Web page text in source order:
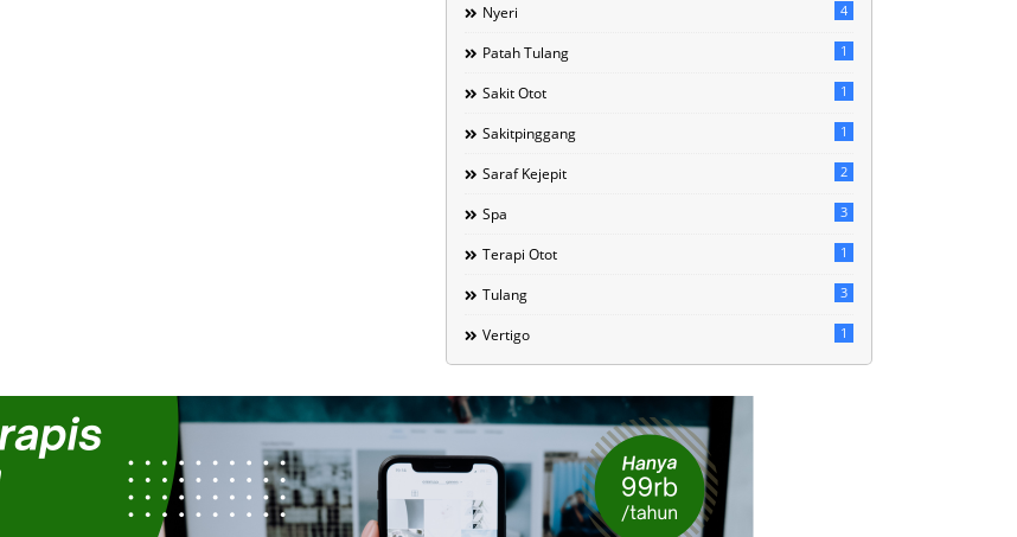
Nyeri 4
Patah Tulang 1
Sakit Otot 1
Sakitpinggang 1
Saraf Kejepit 2
Spa 3
Terapi Otot 1
Tulang 3
Vertigo 1